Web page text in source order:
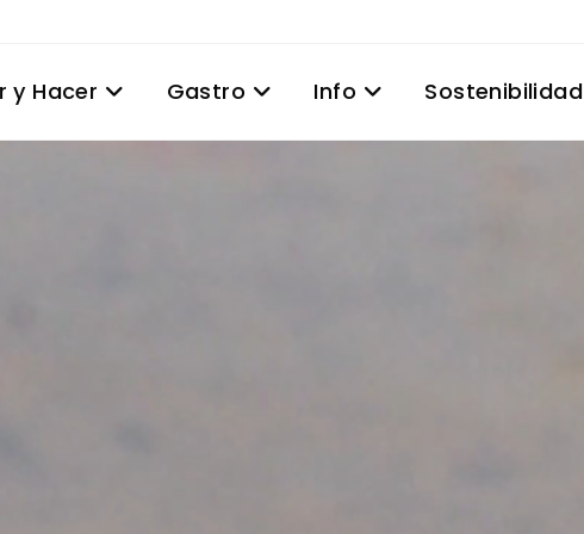
y Hacer Gastro Info Sostenibilidad